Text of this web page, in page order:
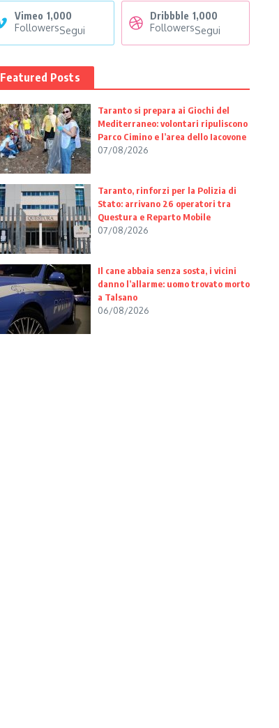
Vimeo 1,000
FollowersSegui
Dribbble 1,000
FollowersSegui
Featured Posts
Taranto si prepara ai Giochi del
Mediterraneo: volontari ripuliscono
Parco Cimino e l’area dello Iacovone
07/08/2026
Taranto, rinforzi per la Polizia di
Stato: arrivano 26 operatori tra
Questura e Reparto Mobile
07/08/2026
Il cane abbaia senza sosta, i vicini
danno l’allarme: uomo trovato morto
a Talsano
06/08/2026